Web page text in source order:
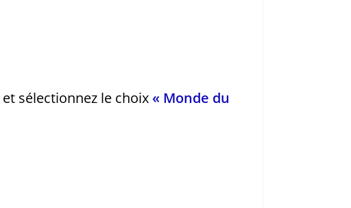
sélectionnez le choix« Monde du